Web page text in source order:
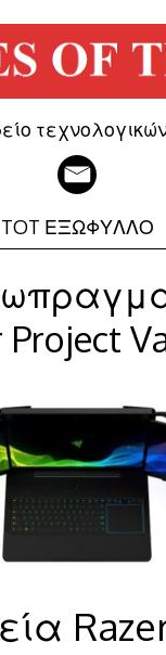
TOT ΕΞΩΦΥΛΛΟ
Project